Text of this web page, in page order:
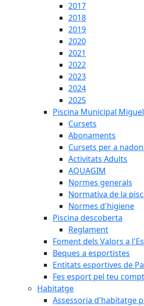
2017
2018
2019
2020
2021
2022
2023
2024
2025
Piscina Municipal
Cursets
Abonaments
Cursets per a
Activitats Adults
AQUAGIM
Normes generals
Normativa de la
Normes d'higiene
Piscina descoberta
Reglament
Foment dels Valors a
Beques a esportistes
Entitats esportives de
Fes esport pel teu
Habitatge
Assessoria d'habitatge